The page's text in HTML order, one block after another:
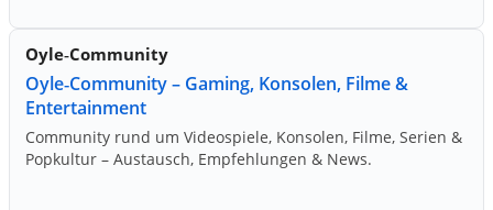
Oyle‑Community
Oyle‑Community – Gaming, Konsolen, Filme &
Entertainment
Community rund um Videospiele, Konsolen, Filme, Serien &
Popkultur – Austausch, Empfehlungen & News.